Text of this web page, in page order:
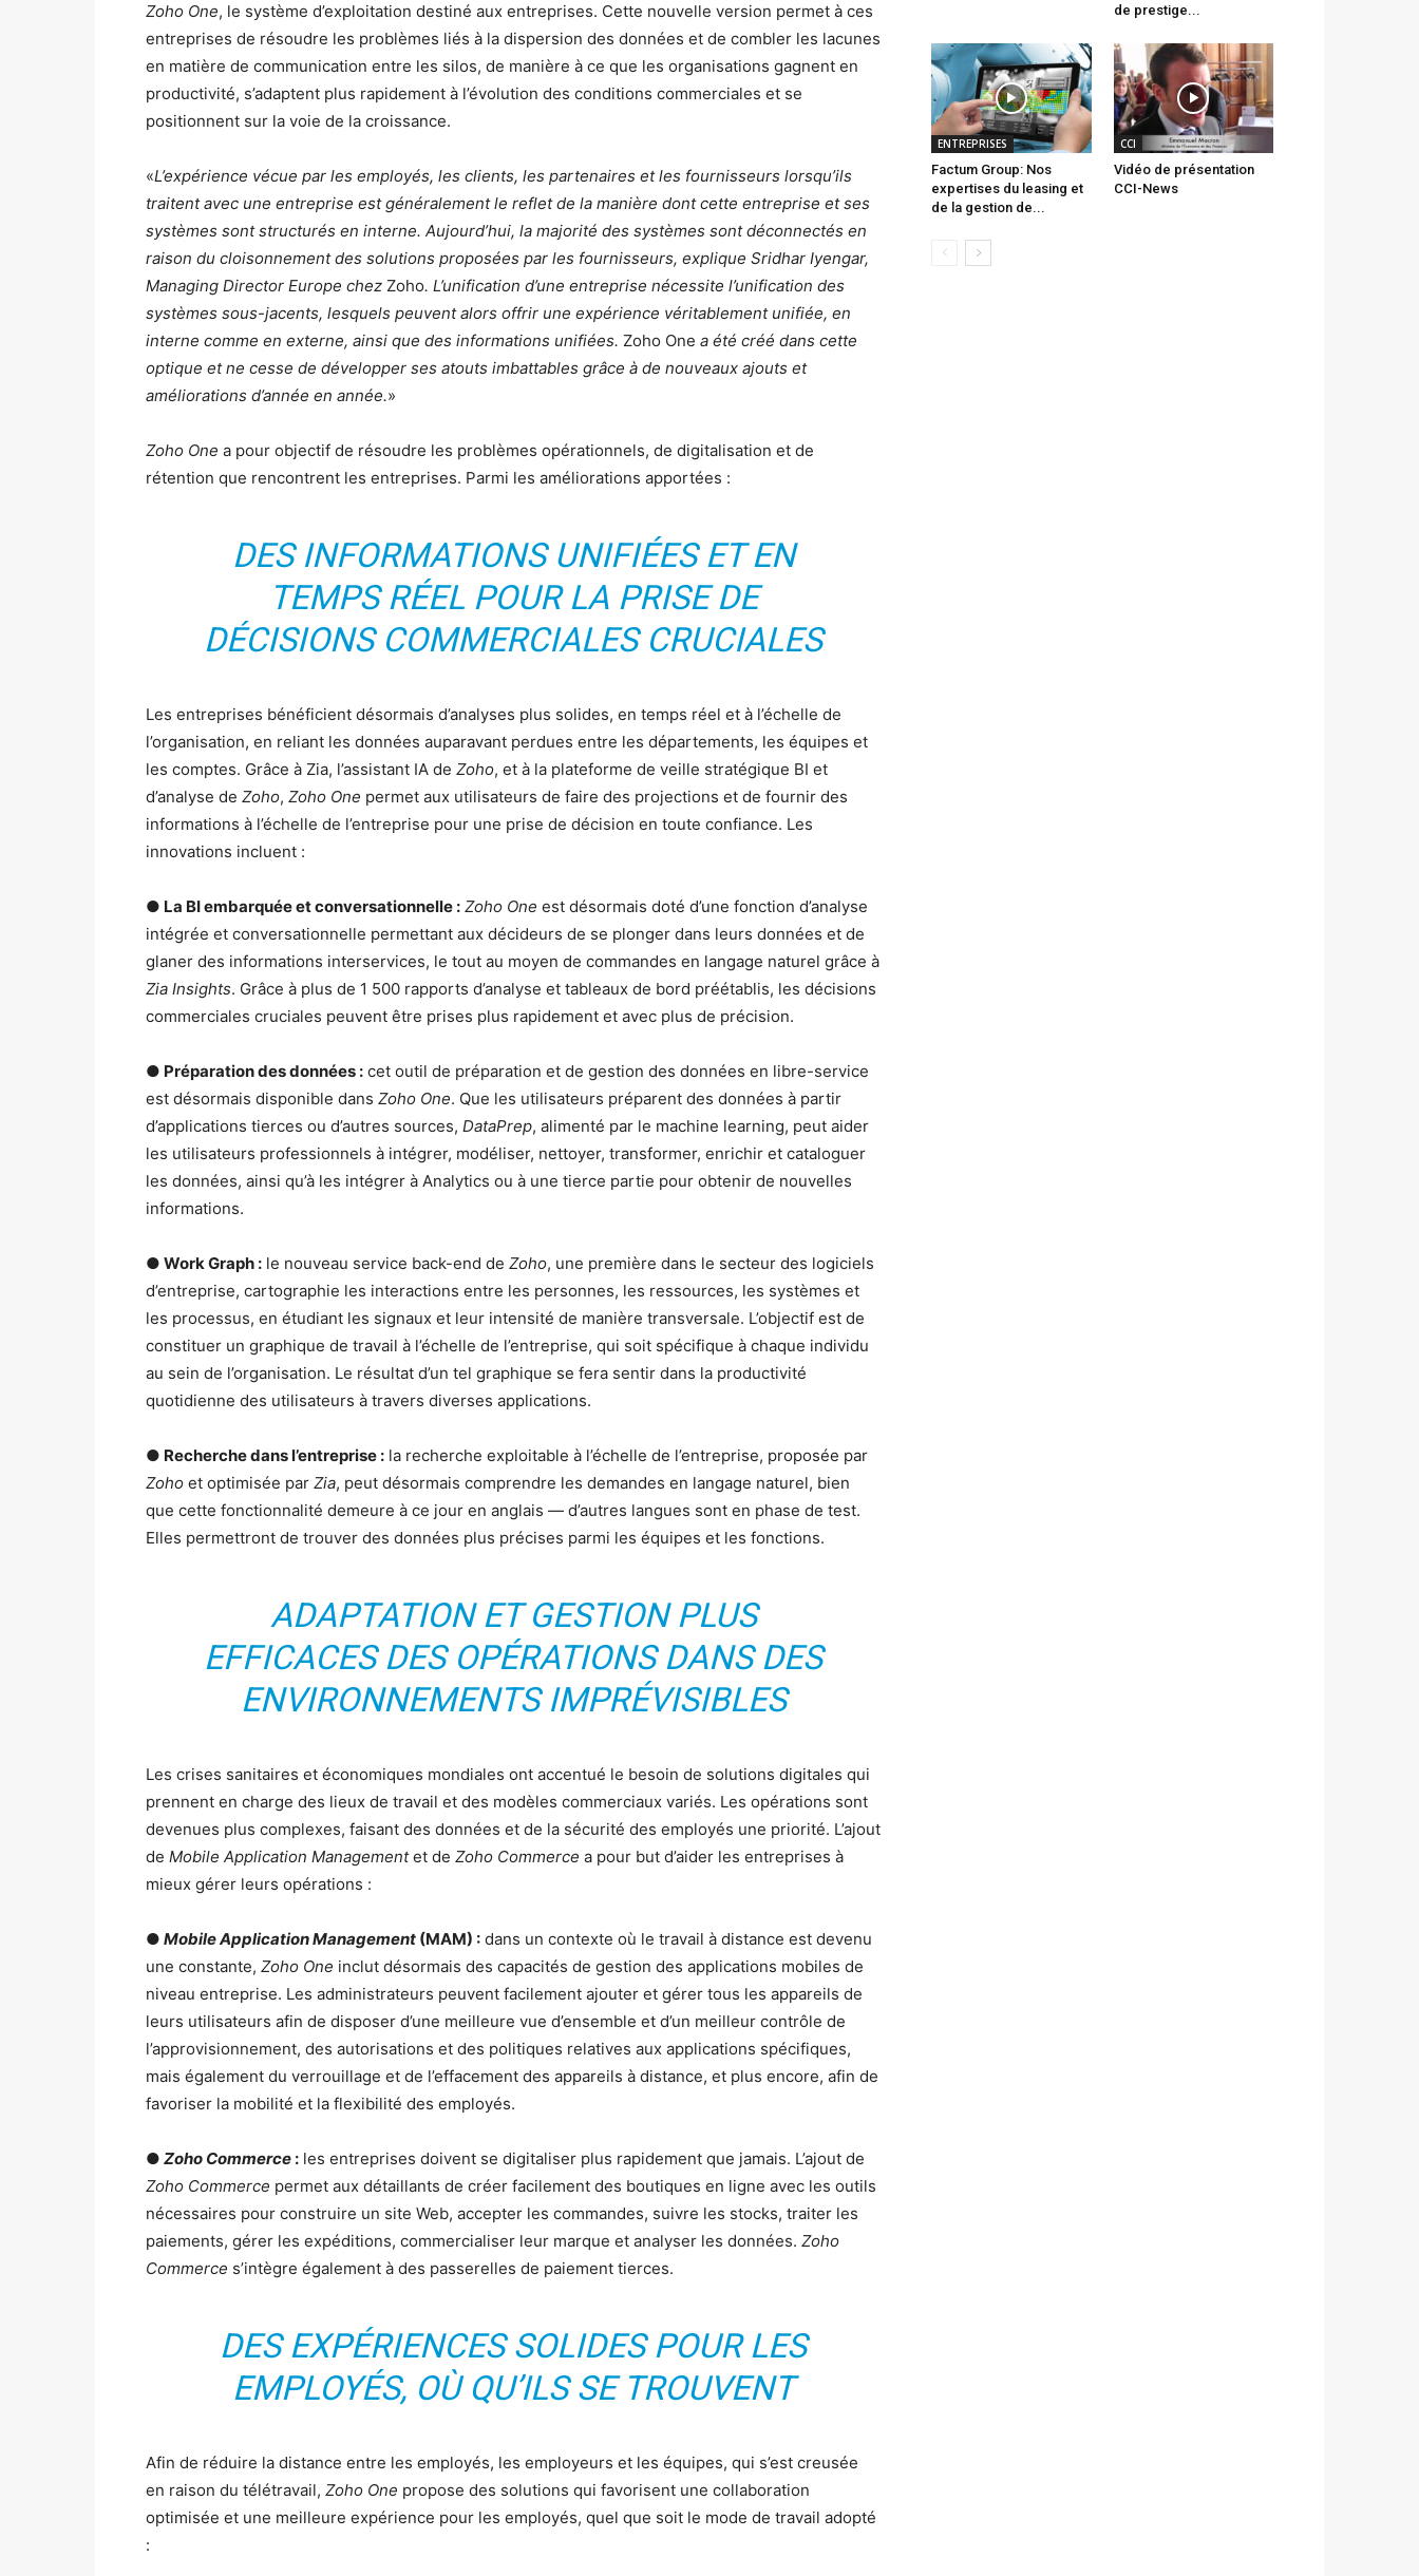
Zoho One, le système d’exploitation destiné aux entreprises. Cette nouvelle version permet à ces
entreprises de résoudre les problèmes liés à la dispersion des données et de combler les lacunes
en matière de communication entre les silos, de manière à ce que les organisations gagnent en
productivité, s’adaptent plus rapidement à l’évolution des conditions commerciales et se
positionnent sur la voie de la croissance.
«L’expérience vécue par les employés, les clients, les partenaires et les fournisseurs lorsqu’ils
traitent avec une entreprise est généralement le reflet de la manière dont cette entreprise et ses
systèmes sont structurés en interne. Aujourd’hui, la majorité des systèmes sont déconnectés en
raison du cloisonnement des solutions proposées par les fournisseurs, explique Sridhar Iyengar,
Managing Director Europe chez Zoho. L’unification d’une entreprise nécessite l’unification des
systèmes sous-jacents, lesquels peuvent alors offrir une expérience véritablement unifiée, en
interne comme en externe, ainsi que des informations unifiées. Zoho One a été créé dans cette
optique et ne cesse de développer ses atouts imbattables grâce à de nouveaux ajouts et
améliorations d’année en année.»
Zoho One a pour objectif de résoudre les problèmes opérationnels, de digitalisation et de
rétention que rencontrent les entreprises. Parmi les améliorations apportées :
DES INFORMATIONS UNIFIÉES ET EN
TEMPS RÉEL POUR LA PRISE DE
DÉCISIONS COMMERCIALES CRUCIALES
Les entreprises bénéficient désormais d’analyses plus solides, en temps réel et à l’échelle de
l’organisation, en reliant les données auparavant perdues entre les départements, les équipes et
les comptes. Grâce à Zia, l’assistant IA de Zoho, et à la plateforme de veille stratégique BI et
d’analyse de Zoho, Zoho One permet aux utilisateurs de faire des projections et de fournir des
informations à l’échelle de l’entreprise pour une prise de décision en toute confiance. Les
innovations incluent :
● La BI embarquée et conversationnelle : Zoho One est désormais doté d’une fonction d’analyse
intégrée et conversationnelle permettant aux décideurs de se plonger dans leurs données et de
glaner des informations interservices, le tout au moyen de commandes en langage naturel grâce à
Zia Insights. Grâce à plus de 1 500 rapports d’analyse et tableaux de bord préétablis, les décisions
commerciales cruciales peuvent être prises plus rapidement et avec plus de précision.
● Préparation des données : cet outil de préparation et de gestion des données en libre-service
est désormais disponible dans Zoho One. Que les utilisateurs préparent des données à partir
d’applications tierces ou d’autres sources, DataPrep, alimenté par le machine learning, peut aider
les utilisateurs professionnels à intégrer, modéliser, nettoyer, transformer, enrichir et cataloguer
les données, ainsi qu’à les intégrer à Analytics ou à une tierce partie pour obtenir de nouvelles
informations.
● Work Graph : le nouveau service back-end de Zoho, une première dans le secteur des logiciels
d’entreprise, cartographie les interactions entre les personnes, les ressources, les systèmes et
les processus, en étudiant les signaux et leur intensité de manière transversale. L’objectif est de
constituer un graphique de travail à l’échelle de l’entreprise, qui soit spécifique à chaque individu
au sein de l’organisation. Le résultat d’un tel graphique se fera sentir dans la productivité
quotidienne des utilisateurs à travers diverses applications.
● Recherche dans l’entreprise : la recherche exploitable à l’échelle de l’entreprise, proposée par
Zoho et optimisée par Zia, peut désormais comprendre les demandes en langage naturel, bien
que cette fonctionnalité demeure à ce jour en anglais — d’autres langues sont en phase de test.
Elles permettront de trouver des données plus précises parmi les équipes et les fonctions.
ADAPTATION ET GESTION PLUS
EFFICACES DES OPÉRATIONS DANS DES
ENVIRONNEMENTS IMPRÉVISIBLES
Les crises sanitaires et économiques mondiales ont accentué le besoin de solutions digitales qui
prennent en charge des lieux de travail et des modèles commerciaux variés. Les opérations sont
devenues plus complexes, faisant des données et de la sécurité des employés une priorité. L’ajout
de Mobile Application Managementet de Zoho Commerce a pour but d’aider les entreprises à
mieux gérer leurs opérations :
● Mobile Application Management (MAM) : dans un contexte où le travail à distance est devenu
une constante, Zoho One inclut désormais des capacités de gestion des applications mobiles de
niveau entreprise. Les administrateurs peuvent facilement ajouter et gérer tous les appareils de
leurs utilisateurs afin de disposer d’une meilleure vue d’ensemble et d’un meilleur contrôle de
l’approvisionnement, des autorisations et des politiques relatives aux applications spécifiques,
mais également du verrouillage et de l’effacement des appareils à distance, et plus encore, afin de
favoriser la mobilité et la flexibilité des employés.
● Zoho Commerce : les entreprises doivent se digitaliser plus rapidement que jamais. L’ajout de
Zoho Commerce permet aux détaillants de créer facilement des boutiques en ligne avec les outils
nécessaires pour construire un site Web, accepter les commandes, suivre les stocks, traiter les
paiements, gérer les expéditions, commercialiser leur marque et analyser les données. Zoho
Commerce s’intègre également à des passerelles de paiement tierces.
DES EXPÉRIENCES SOLIDES POUR LES
EMPLOYÉS, OÙ QU’ILS SE TROUVENT
Afin de réduire la distance entre les employés, les employeurs et les équipes, qui s’est creusée
en raison du télétravail, Zoho One propose des solutions qui favorisent une collaboration
optimisée et une meilleure expérience pour les employés, quel que soit le mode de travail adopté
:
de prestige...
ENTREPRISES
Factum Group: Nos
expertises du leasing et
de la gestion de...
CCI
Vidéo de présentation
CCI-News